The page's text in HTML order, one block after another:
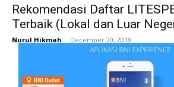
Rekomendasi Daftar
Terbaik (Lokal dan Luar
Nurul Hikmah - December 20, 2018